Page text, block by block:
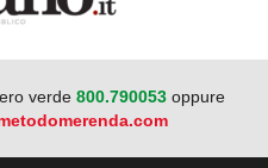
verde 800.790053 oppure